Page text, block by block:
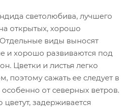
светолюбива, лучшего
открытых, хорошо
виды выносят
и хорошо развиваются под
Цветки и листья легко
поэтому сажать ее следует в
от северных ветров.
задерживается